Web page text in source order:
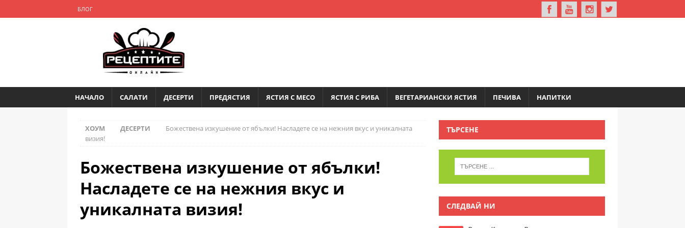
БЛОГ
НАЧАЛО САЛАТИ ДЕСЕРТИ ПРЕДЯСТИЯ ЯСТИЯ С МЕСО ЯСТИЯ С РИБА ВЕГЕТАРИАНСКИ ЯСТИЯ ПЕЧИВА НАПИТКИ
ХОУМ ДЕСЕРТИ
Божествена изкушение от ябълки! Насладете се на нежния вкус и уникалната
визия!
Божествена изкушение от ябълки!
Насладете се на нежния вкус и
уникалната визия!
ТЪРСЕНЕ
СЛЕДВАЙ НИ